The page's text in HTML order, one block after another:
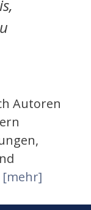
Autoren
[mehr]